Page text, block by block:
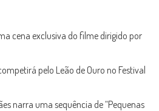
cena exclusiva do filme dirigido por
pelo Leão de Ouro no Festival
narra uma sequência de “Pequenas